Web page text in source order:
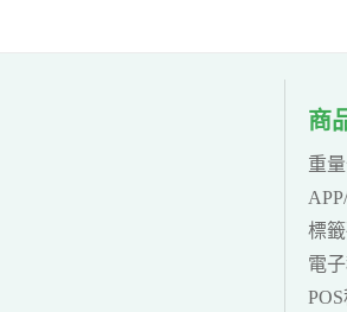
商
重
標
電